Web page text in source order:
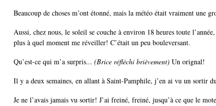
Beaucoup de choses m’ont étonné, mais la météo était vraiment une
Aussi, chez nous, le soleil se couche à environ 18 heures toute
plus à quel moment me réveiller! C’était un peu bouleversant.
Qu’est-ce qui m’a surpris... (Brice réfléchi brièvement) Un orignal!
Il y a deux semaines, en allant à Saint-Pamphile, j’en ai vu un
Je ne l’avais jamais vu sortir! J’ai freiné, freiné, jusqu’à ce que le